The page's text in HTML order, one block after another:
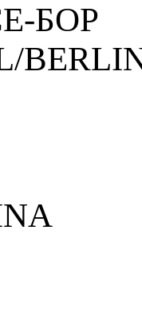
БОР